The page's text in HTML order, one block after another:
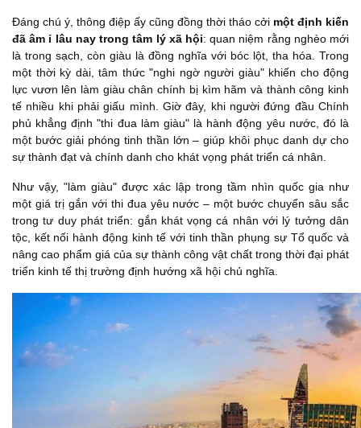
Đáng chú ý, thông điệp ấy cũng đồng thời tháo cởi một định kiến
đã âm ỉ lâu nay trong tâm lý xã hội: quan niệm rằng nghèo mới
là trong sạch, còn giàu là đồng nghĩa với bóc lột, tha hóa. Trong
một thời kỳ dài, tâm thức "nghi ngờ người giàu" khiến cho động
lực vươn lên làm giàu chân chính bị kìm hãm và thành công kinh
tế nhiều khi phải giấu mình. Giờ đây, khi người đứng đầu Chính
phủ khẳng định "thi đua làm giàu" là hành động yêu nước, đó là
một bước giải phóng tinh thần lớn – giúp khôi phục danh dự cho
sự thành đạt và chính danh cho khát vọng phát triển cá nhân.
Như vậy, "làm giàu" được xác lập trong tầm nhìn quốc gia như
một giá trị gắn với thi đua yêu nước – một bước chuyển sâu sắc
trong tư duy phát triển: gắn khát vọng cá nhân với lý tưởng dân
tộc, kết nối hành động kinh tế với tinh thần phụng sự Tổ quốc và
nâng cao phẩm giá của sự thành công vật chất trong thời đại phát
triển kinh tế thị trường định hướng xã hội chủ nghĩa.